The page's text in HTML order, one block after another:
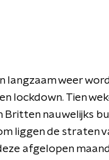
langzaam weer
lockdown. Tien
nauwelijks
liggen de straten
afgelopen